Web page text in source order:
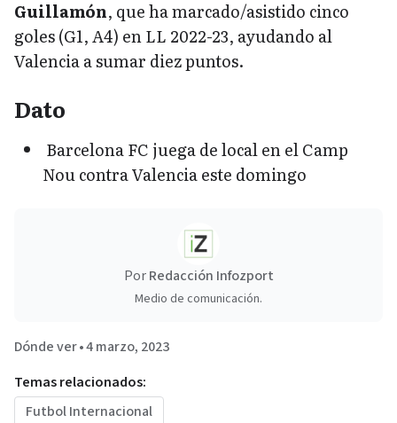
Guillamón, que ha marcado/asistido cinco
goles (G1, A4) en LL 2022-23, ayudando al
Valencia a sumar diez puntos.
Dato
Barcelona FC juega de local en el Camp
Nou contra Valencia este domingo
PorRedacción Infozport
Medio de comunicación.
Dónde ver•4 marzo, 2023
Temas relacionados:
Futbol Internacional